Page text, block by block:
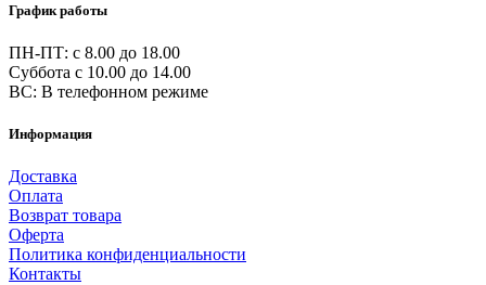
График работы
ПН-ПТ: c 8.00 до 18.00
Суббота с 10.00 до 14.00
ВС: В телефонном режиме
Информация
Доставка
Оплата
Возврат товара
Оферта
Политика конфиденциальности
Контакты